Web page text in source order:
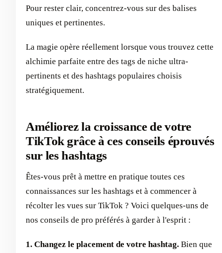
Pour rester clair, concentrez-vous sur des balises
uniques et pertinentes.
La magie opère réellement lorsque vous trouvez cette
alchimie parfaite entre des tags de niche ultra-
pertinents et des hashtags populaires choisis
stratégiquement.
Améliorez la croissance de votre
TikTok grâce à ces conseils éprouvés
sur les hashtags
Êtes-vous prêt à mettre en pratique toutes ces
connaissances sur les hashtags et à commencer à
récolter les vues sur TikTok ? Voici quelques-uns de
nos conseils de pro préférés à garder à l'esprit :
1. Changez le placement de votre hashtag. Bien que